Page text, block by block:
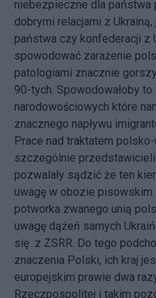
niebezpieczne dla państwa
dobrymi relacjami z
państwa czy konfederacji z
spowodować zarażenie
patologiami znacznie
90-tych. Spowodowałoby
narodowościowych które
znacznego napływu
Prace nad traktatem
szczególnie przedstawicieli
pozwalały sądzić że ten
uwagę w obozie
potworka zwanego unią
uwagę dążeń samych
się z ZSRR. Do tego
znaczenia Polski, ich kraj
europejskim prawie dwa
Rzeczpospolitej i takim